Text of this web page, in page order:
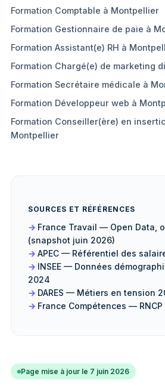
Formation Comptable à Montpellier
Formation Gestionnaire de paie à
Formation Assistant(e) RH à
Formation Chargé(e) de marketing
Formation Secrétaire médicale à
Formation Développeur web à
Formation Conseiller(ère) en
Montpellier
SOURCES ET RÉFÉRENCES
France Travail — Open Data,
(snapshot juin 2026)
APEC — Référentiel des
INSEE — Données
2024
DARES — Métiers en tension
France Compétences — RNCP
Page mise à jour le 7 juin 2026